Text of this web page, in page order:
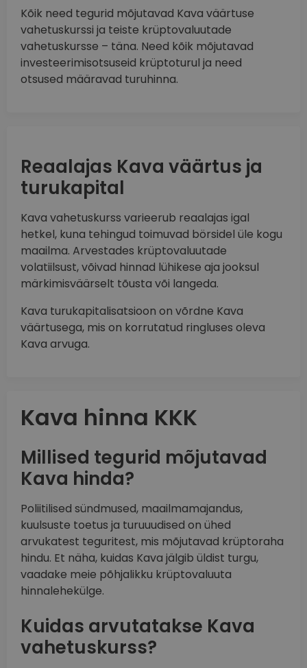
Kõik need tegurid mõjutavad Kava väärtuse
vahetuskurssi ja teiste krüptovaluutade
vahetuskursse – täna. Need kõik mõjutavad
investeerimisotsuseid krüptoturul ja need
otsused määravad turuhinna.
Reaalajas Kava väärtus ja
turukapital
Kava vahetuskurss varieerub reaalajas igal
hetkel, kuna tehingud toimuvad börsidel üle kogu
maailma. Arvestades krüptovaluutade
volatiilsust, võivad hinnad lühikese aja jooksul
märkimisväärselt tõusta või langeda.
Kava turukapitalisatsioon on võrdne Kava
väärtusega, mis on korrutatud ringluses oleva
Kava arvuga.
Kava hinna KKK
Millised tegurid mõjutavad
Kava hinda?
Poliitilised sündmused, maailmamajandus,
kuulsuste toetus ja turuuudised on ühed
arvukatest teguritest, mis mõjutavad krüptoraha
hindu. Et näha, kuidas Kava jälgib üldist turgu,
vaadake meie põhjalikku krüptovaluuta
hinnalehekülge.
Kuidas arvutatakse Kava
vahetuskurss?